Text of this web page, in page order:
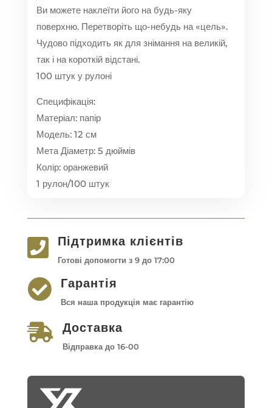
Ви можете наклеїти його на будь-яку
поверхню. Перетворіть що-небудь на «цель».
Чудово підходить як для знімання на великій,
так і на короткій відстані.
100 штук у рулоні
Специфікація:
Матеріал: папір
Модель: 12 см
Мета Діаметр: 5 дюймів
Колір: оранжевий
1 рулон/100 штук
 Підтримка клієнтів
Готові допомогти з 9 до 17:00
 Гарантія
Вся наша продукція має гарантію
 Доставка
Відправка до 16-00